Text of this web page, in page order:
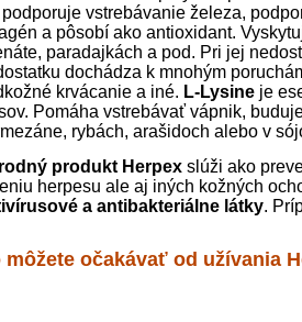
podporuje vstrebávanie železa,
a pôsobí ako antioxidant.
paradajkách a pod. Pri jej
dochádza k mnohým
krvácanie a iné. L-Lysine je
Pomáha vstrebávať vápnik,
rybách, arašidoch alebo v
produkt Herpex slúži ako
herpesu ale aj iných kožných
a antibakteriálne látky.
môžete očakávať od užívania